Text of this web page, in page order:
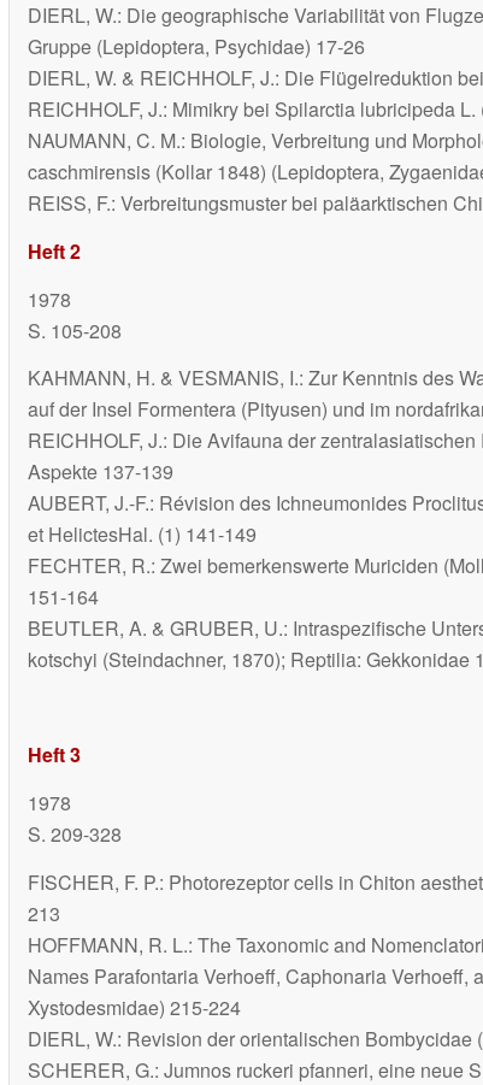
DIERL, W.: Die geographische Variabilität von
Gruppe (Lepidoptera, Psychidae) 17-26
DIERL, W. & REICHHOLF, J.: Die Flügelreduktion
REICHHOLF, J.: Mimikry bei Spilarctia lubricipeda L.
NAUMANN, C. M.: Biologie, Verbreitung und
caschmirensis (Kollar 1848) (Lepidoptera,
REISS, F.: Verbreitungsmuster bei paläarktischen
Heft 2
1978
S. 105-208
KAHMANN, H. & VESMANIS, I.: Zur Kenntnis des
auf der Insel Formentera (Pityusen) und im
REICHHOLF, J.: Die Avifauna der
Aspekte 137-139
AUBERT, J.-F.: Révision des Ichneumonides
et HelictesHal. (1) 141-149
FECHTER, R.: Zwei bemerkenswerte Muriciden
151-164
BEUTLER, A. & GRUBER, U.: Intraspezifische
kotschyi (Steindachner, 1870); Reptilia: Gekkonidae
Heft 3
1978
S. 209-328
FISCHER, F. P.: Photorezeptor cells in Chiton
213
HOFFMANN, R. L.: The Taxonomic and
Names Parafontaria Verhoeff, Caphonaria Verhoeff,
Xystodesmidae) 215-224
DIERL, W.: Revision der orientalischen Bombycidae
SCHERER, G.: Jumnos ruckeri pfanneri, eine neue